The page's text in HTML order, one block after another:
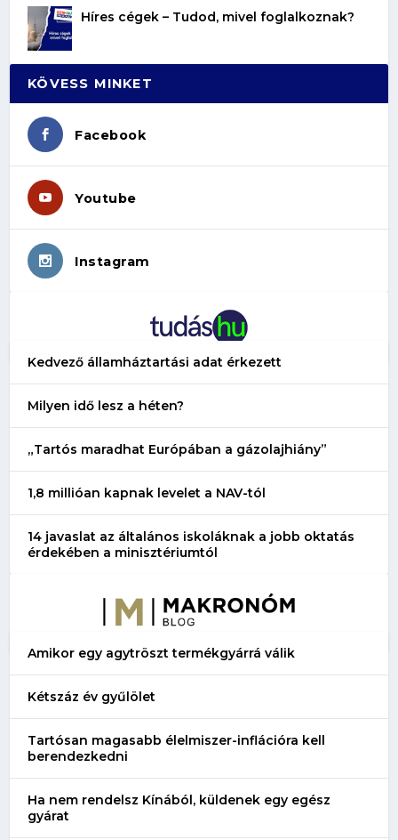
Híres cégek – Tudod, mivel foglalkoznak?
KÖVESS MINKET
Facebook
Youtube
Instagram
Kedvező államháztartási adat érkezett
Milyen idő lesz a héten?
„Tartós maradhat Európában a gázolajhiány”
1,8 millióan kapnak levelet a NAV-tól
14 javaslat az általános iskoláknak a jobb oktatás
érdekében a minisztériumtól
Amikor egy agytröszt termékgyárrá válik
Kétszáz év gyűlölet
Tartósan magasabb élelmiszer-inflációra kell
berendezkedni
Ha nem rendelsz Kínából, küldenek egy egész
gyárat